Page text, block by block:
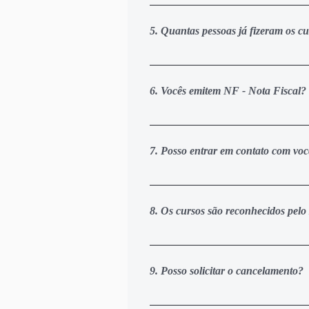
Você terá acesso ao nosso grupo
nossos especialistas vão analisar
5. Quantas pessoas já fizeram os
Ótima pergunta. Atualmente nós
empresas reconhecem a nossa
6. Vocês emitem NF - Nota Fiscal?
Sim. Nossas empresas são
7. Posso entrar em contato com
Sim. Você pode enviar um email
8. Os cursos são reconhecidos
Todos os nossos cursos são nível
ressaltar que todos os nossos
9. Posso solicitar o cancelamento?
Política de Cancelamento para